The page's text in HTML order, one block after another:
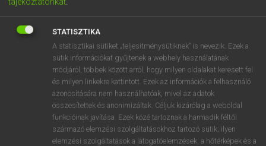
STATISZTIKA
A statisztikai sütiket „teljesítménysütiknek” is nevezik. Ezek a
sütik információkat gyűjtenek a webhely használatának
módjáról, többek között arról, hogy milyen oldalakat keresett fel
és milyen linkekre kattintott. Ezek az információk a felhasználó
azonosítására nem használhatóak, mivel az adatok
összesítettek és anonimizáltak. Céljuk kizárólag a weboldal
funkcióinak javítása. Ezek közé tartoznak a harmadik féltől
származó elemzési szolgáltatásokhoz tartozó sütik; ilyen
elemzési szolgáltatások a látogatóelemzések, a hőtérképek és a